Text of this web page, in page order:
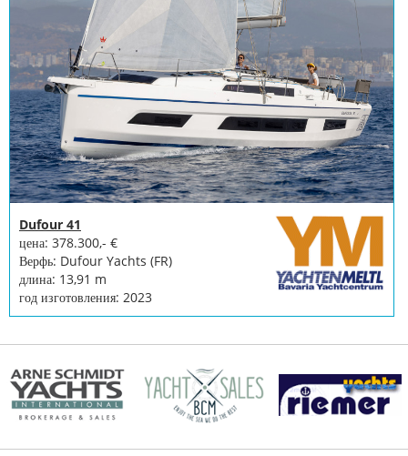
услуги
Лодочное
оборудование
Украденные
лодки
Эксперты
и
спортивные
лодки
Страховки
Dufour 41
цена: 378.300,- €
Верфь: Dufour Yachts (FR)
длина: 13,91 m
год изготовления: 2023